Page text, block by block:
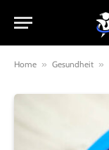
Home » Gesundheit »